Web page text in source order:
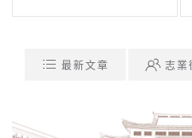
最新文章 志業